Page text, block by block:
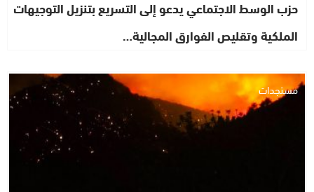
حزب الوسط الاجتماعي يدعو إلى التسريع بتنزيل التوجيهات
الملكية وتقليص الفوارق المجالية…
مستجدات